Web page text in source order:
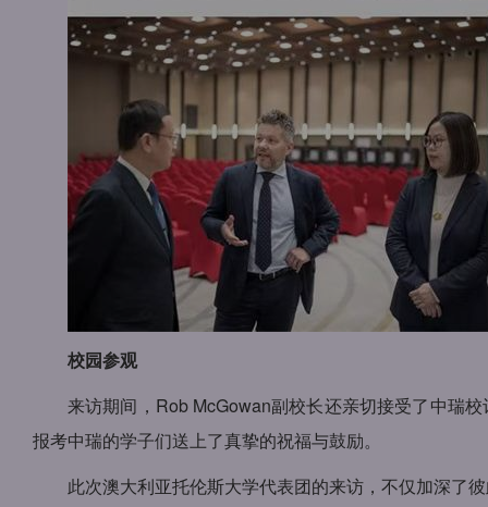
校园参观
来访期间，Rob McGowan副校长还亲切接受了中瑞
报考中瑞的学子们送上了真挚的祝福与鼓励。
此次澳大利亚托伦斯大学代表团的来访，不仅加深了